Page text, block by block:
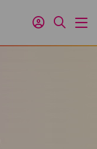
Inloggen
Zoeken